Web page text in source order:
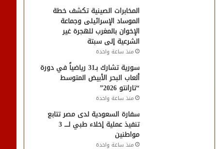
المخابرات الصينية تكشف خطة
الموساد الإسرائيلى وجماعة
الإخوان بالمغرب للهجرة غير
الشرعية إلى سبتة
منذ ساعة واحدة
سورية تشارك بـ31 رياضياً في دورة
ألعاب البحر الأبيض المتوسط
“تارانتو 2026”
منذ ساعة واحدة
سفارة السعودية لدى مصر تتابع
تنفيذ عملية إخلاء طبي لــــ 3
مواطنين
منذ ساعة واحدة